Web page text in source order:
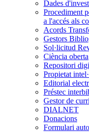
Dades
Procediment
a l'accés als
Acords
Gestors
Sol·licitud
Ciència oberta
Repositori
Propietat
Editorial
Préstec
Gestor de
DIALNET
Donacions
Formulari